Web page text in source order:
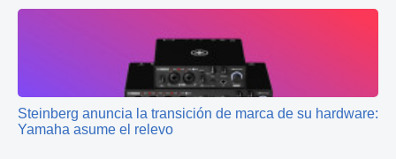
Steinberg anuncia la transición de marca de su hardware:
Yamaha asume el relevo